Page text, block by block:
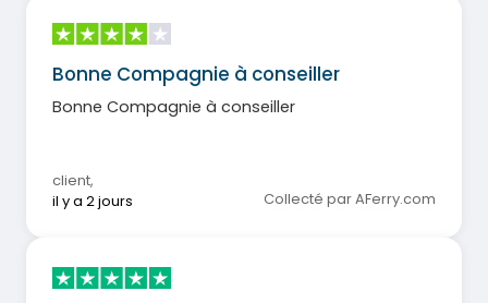
Bonne Compagnie à conseiller
Bonne Compagnie à conseiller
client,
il y a 2 jours
Collecté par AFerry.com